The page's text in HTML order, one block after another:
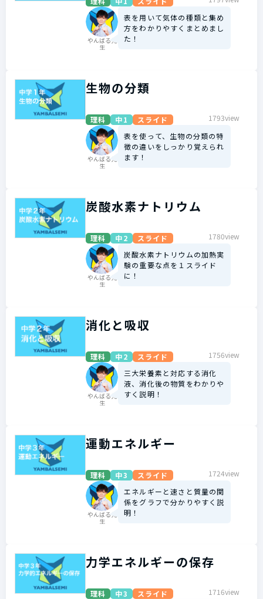
やんばる先
生
表を用いて気体の種類と集め
方をわかりやすくまとめまし
た！
生物の分類
理科 中1 スライド 1793view
やんばる先
生
表を使って、生物の分類の特
徴の違いをしっかり覚えられ
ます！
炭酸水素ナトリウム
理科 中2 スライド 1780view
やんばる先
生
炭酸水素ナトリウムの加熱実
験の重要な点を１スライド
に！
消化と吸収
理科 中2 スライド 1756view
やんばる先
生
三大栄養素と対応する消化
液、消化後の物質をわかりや
すく説明！
運動エネルギー
理科 中3 スライド 1724view
やんばる先
生
エネルギーと速さと質量の関
係をグラフで分かりやすく説
明！
力学エネルギーの保存
理科 中3 スライド 1716view